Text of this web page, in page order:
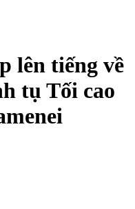
lên tiếng về
tụ Tối cao